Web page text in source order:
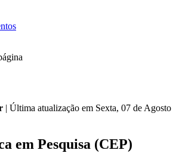
| Última atualização em Sexta, 07 de Agosto
em Pesquisa (CEP)